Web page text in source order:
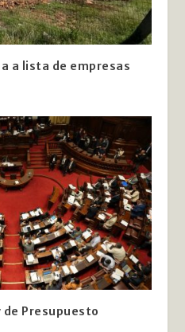
a lista de empresas
Presupuesto